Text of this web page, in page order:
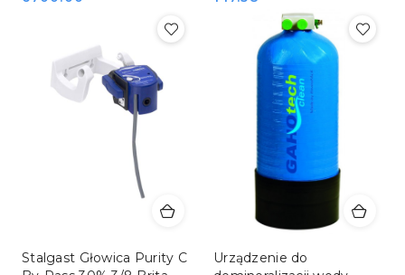
Elegant CI
Stalgast Głowica Purity C
Urządzenie do